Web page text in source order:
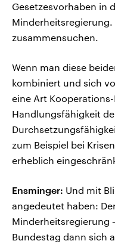
Gesetzesvorhaben in
Minderheitsregierung.
zusammensuchen.
Wenn man diese
kombiniert und sich
eine Art
Handlungsfähigkeit
zum Beispiel bei
erheblich
Ensminger: Und mit
angedeutet haben:
Minderheitsregierung
Bundestag dann sich